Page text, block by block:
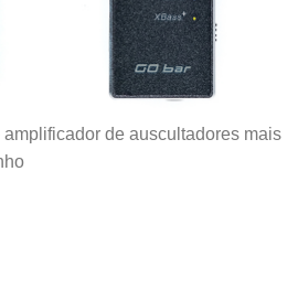
de auscultadores mais